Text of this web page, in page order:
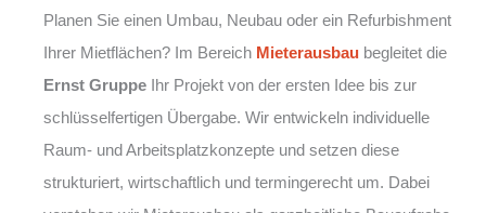
Planen Sie einen Umbau, Neubau oder ein Refurbishment
Ihrer Mietflächen? Im Bereich Mieterausbau begleitet die
Ernst Gruppe Ihr Projekt von der ersten Idee bis zur
schlüsselfertigen Übergabe. Wir entwickeln individuelle
Raum- und Arbeitsplatzkonzepte und setzen diese
strukturiert, wirtschaftlich und termingerecht um. Dabei